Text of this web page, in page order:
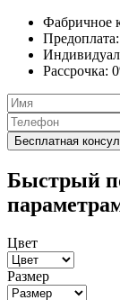
Фабричное
Предоплата:
Рассрочка:
Быстрый
Цвет
Размер